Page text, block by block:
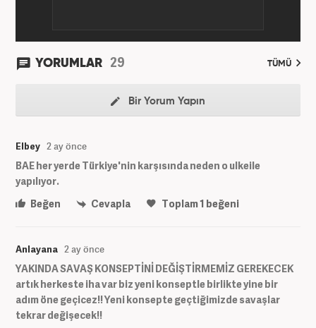
YORUMLAR 29 TÜMÜ
Bir Yorum Yapın
Elbey 2 ay önce
BAE her yerde Türkiye'nin karşısında neden o ulkeile
yapılıyor.
Beğen
Cevapla Toplam1 beğeni
Anlayana 2 ay önce
YAKINDA SAVAŞ KONSEPTİNİ DEĞİŞTİRMEMİZ GEREKECEK
artık herkeste iha var biz yeni konseptle birlikte yine bir
adım öne geçicez!! Yeni konsepte geçtiğimizde savaşlar
tekrar değişecek!!